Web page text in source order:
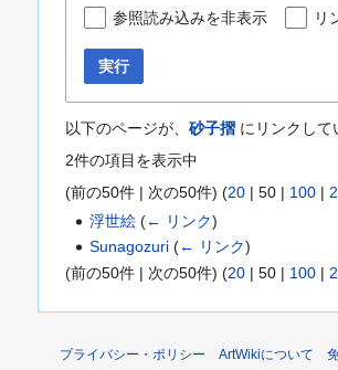
参照読み込みを非表示 リ
実行
以下のページが、 砂子摺 にリンクして
2件の項目を表示中
(前の50件 | 次の50件) (20 | 50 | 100 |
浮世絵 (← リンク)
Sunagozuri (← リンク)
(前の50件 | 次の50件) (20 | 50 | 100 |
プライバシー・ポリシー ArtWikiについて